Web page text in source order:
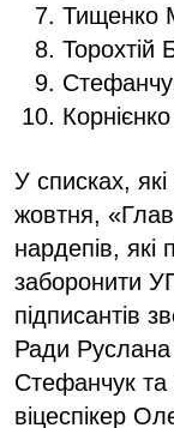
Тищенко
Торохтій
У списках,
жовтня,
нардепів, які
заборонити
підписантів
Ради
Стефанчук
віцеспікер